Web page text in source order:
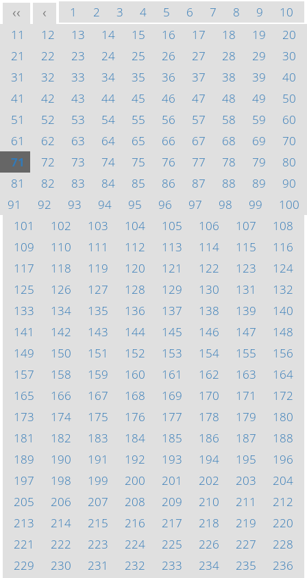
<< < 1 2 3 4 5 6 7 8 9
10
11
12 13 14 15 16 17 18 19
20
21
22 23 24 25 26 27 28 29
30
31
32 33 34 35 36 37 38 39
40
41
42 43 44 45 46 47 48 49
50
51
52 53 54 55 56 57 58 59
60
61
62 63 64 65 66 67 68 69
70
71
72 73 74 75 76 77 78 79
80
81
82 83 84 85 86 87 88 89
90
91
92 93 94 95 96 97 98 99
100
101
102 103 104 105 106 107
108
109
110 111 112 113 114 115
116
117
118 119 120 121 122 123
124
125
126 127 128 129 130 131
132
133
134 135 136 137 138 139
140
141
142 143 144 145 146 147
148
149
150 151 152 153 154 155
156
157
158 159 160 161 162 163
164
165
166 167 168 169 170 171
172
173
174 175 176 177 178 179
180
181
182 183 184 185 186 187
188
189
190 191 192 193 194 195
196
197
198 199 200 201 202 203
204
205
206 207 208 209 210 211
212
213
214 215 216 217 218 219
220
221
222 223 224 225 226 227
228
229
230 231 232 233 234 235
236